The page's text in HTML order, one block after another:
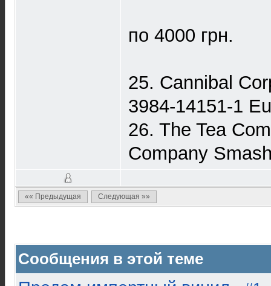
по 4000 грн.
25. Cannibal
3984-14151-1
26. The Tea
Company
«« Предыдущая Следующая »»
Сообщения в этой теме